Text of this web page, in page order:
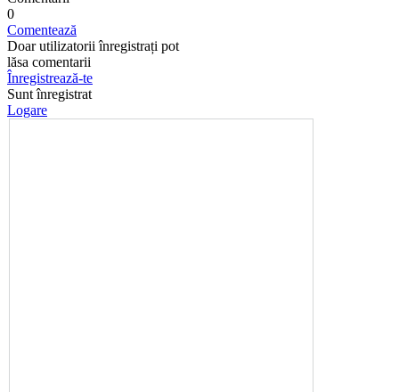
0
Comentează
Doar utilizatorii înregistrați pot
lăsa comentarii
Înregistrează-te
Sunt înregistrat
Logare